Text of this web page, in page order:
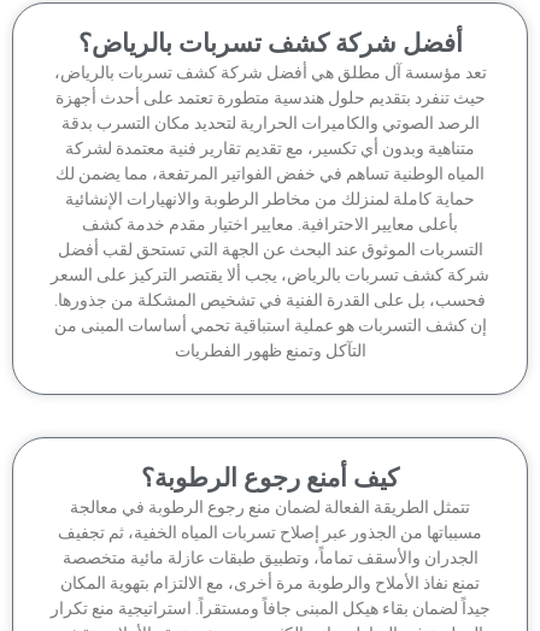
أفضل شركة كشف تسربات بالرياض؟
مؤسسة آل مطلق هي أفضل شركة كشف تسربات بالرياض،
تنفرد بتقديم حلول هندسية متطورة تعتمد على أحدث أجهزة
الرصد الصوتي والكاميرات الحرارية لتحديد مكان التسرب بدقة
متناهية وبدون أي تكسير، مع تقديم تقارير فنية معتمدة لشركة
الوطنية تساهم في خفض الفواتير المرتفعة، مما يضمن لك
حماية كاملة لمنزلك من مخاطر الرطوبة والانهيارات الإنشائية
بأعلى معايير الاحترافية. معايير اختيار مقدم خدمة كشف
الموثوق عند البحث عن الجهة التي تستحق لقب أفضل
كشف تسربات بالرياض، يجب ألا يقتصر التركيز على السعر
بل على القدرة الفنية في تشخيص المشكلة من جذورها.
كشف التسربات هو عملية استباقية تحمي أساسات المبنى من
التآكل وتمنع ظهور الفطريات
كيف أمنع رجوع الرطوبة؟
تتمثل الطريقة الفعالة لضمان منع رجوع الرطوبة في معالجة
من الجذور عبر إصلاح تسربات المياه الخفية، ثم تجفيف
الجدران والأسقف تماماً، وتطبيق طبقات عازلة مائية متخصصة
تمنع نفاذ الأملاح والرطوبة مرة أخرى، مع الالتزام بتهوية المكان
لضمان بقاء هيكل المبنى جافاً ومستقراً. استراتيجية منع تكرار